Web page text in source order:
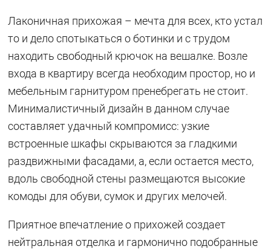
Лаконичная прихожая – мечта для всех, кто устал
то и дело спотыкаться о ботинки и с трудом
находить свободный крючок на вешалке. Возле
входа в квартиру всегда необходим простор, но и
мебельным гарнитуром пренебрегать не стоит.
Минималистичный дизайн в данном случае
составляет удачный компромисс: узкие
встроенные шкафы скрываются за гладкими
раздвижными фасадами, а, если остается место,
вдоль свободной стены размещаются высокие
комоды для обуви, сумок и других мелочей.
Приятное впечатление о прихожей создает
нейтральная отделка и гармонично подобранные